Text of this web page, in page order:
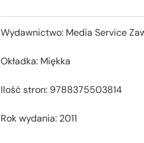
Wydawnictwo: Media Service
Okładka: Miękka
Ilość stron: 9788375503814
Rok wydania: 2011